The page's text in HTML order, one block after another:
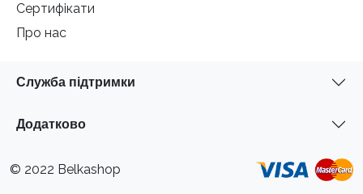
Сертифікати
Про нас
Служба підтримки
Додатково
© 2022 Belkashop